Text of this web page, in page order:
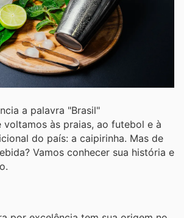
a palavra "Brasil"
voltamos às praias, ao futebol e à
do país: a caipirinha. Mas de
Vamos conhecer sua história e